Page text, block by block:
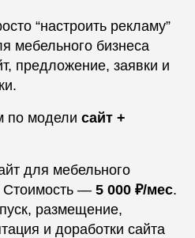
“настроить рекламу”
мебельного бизнеса
предложение, заявки и
по модели сайт +
для мебельного
Стоимость — 5 000 ₽/мес.
размещение,
и доработки сайта